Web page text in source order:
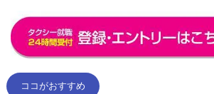
ココがおすすめ